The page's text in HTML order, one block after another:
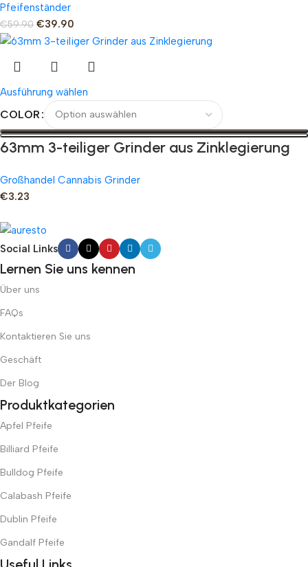
Pfeifenständer
€59.90 €39.90
Ausführung wählen
COLOR
63mm 3-teiliger Grinder aus Zinklegierung
Großhandel Cannabis Grinder
€3.23
Social Links
Lernen Sie uns kennen
Über uns
FAQs
Kontaktieren Sie uns
Geschäft
Der Blog
Produktkategorien
Apfel Pfeife
Billiard Pfeife
Bulldog Pfeife
Calabash Pfeife
Dublin Pfeife
Gandalf Pfeife